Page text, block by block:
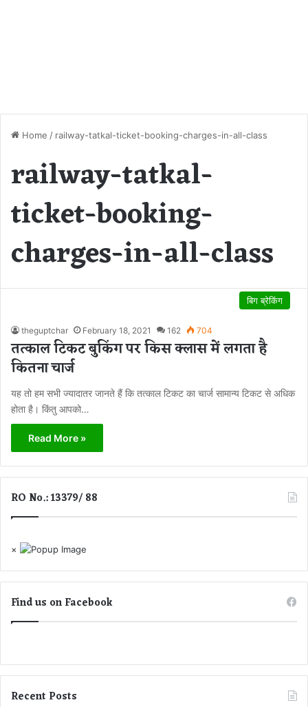
Home / railway-tatkal-ticket-booking-charges-in-all-class
railway-tatkal-
ticket-booking-
charges-in-all-class
बिग ब्रेकिंग
theguptchar February 18, 2021 162 704
तत्काल टिकट बुकिंग पर किस क्लास में लगता है
कितना चार्ज
यह तो हम सभी ज्यादातर जानते हैं कि तत्काल टिकट का चार्ज सामान्य टिकट से अधिक
होता है। किंतु आपको…
Read More »
RO No.: 13379/ 88
×
Find us on Facebook
Recent Posts